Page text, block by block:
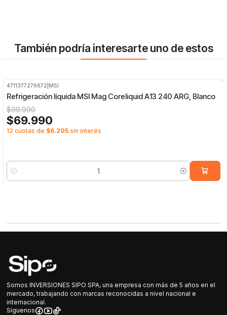
También podría interesarte uno de estos
4711377276672 MSI
Refrigeración líquida MSI Mag Coreliquid A13 240 ARG, Blanco
$99.990
$69.990
12 cuotas de $6.205 sin interés
Cantidad
Somos INVERSIONES SIPO SPA, una empresa con más de 5 años en el
mercado, trabajando con marcas reconocidas a nivel nacional e
internacional.
Síguenos